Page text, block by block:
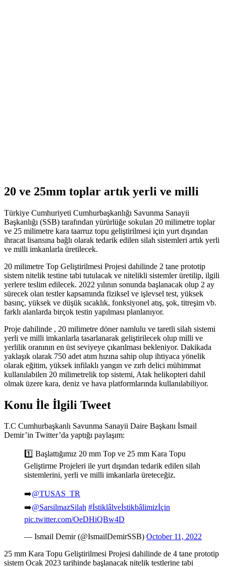
20 ve 25mm toplar artık yerli ve milli
Türkiye Cumhuriyeti Cumhurbaşkanlığı Savunma Sanayii
Başkanlığı (SSB) tarafından yürürlüğe sokulan 20 milimetre toplar
ve 25 milimetre kara taarruz topu geliştirilmesi için yurt dışından
ihracat lisansına bağlı olarak tedarik edilen silah sistemleri artık yerli
ve milli imkanlarla üretilecek.
20 milimetre Top Geliştirilmesi Projesi dahilinde 2 tane prototip
sistem nitelik testine tabi tutulacak ve nitelikli sistemler üretilip, ilgili
yerlere teslim edilecek. 2022 yılının sonunda başlanacak olup 2 ay
sürecek olan testler kapsamında fiziksel ve işlevsel test, yüksek
basınç, yüksek ve düşük sıcaklık, fonksiyonel atış, şok, titreşim vb.
farklı alanlarda birçok testin yapılması planlanıyor.
Proje dahilinde , 20 milimetre döner namlulu ve taretli silah sistemi
yerli ve milli imkanlarla tasarlanarak geliştirilecek olup milli ve
yerlilik oranının en üst seviyeye çıkarılması bekleniyor. Dakikada
yaklaşık olarak 750 adet atım hızına sahip olup ihtiyaca yönelik
olarak eğitim, yüksek infilaklı yangın ve zırh delici mühimmat
kullanılabilen 20 milimetrelik top sistemi, Atak helikopteri dahil
olmak üzere kara, deniz ve hava platformlarında kullanılabiliyor.
Konu İle İlgili Tweet
T.C Cumhurbaşkanlı Savunma Sanayii Daire Başkanı İsmail
Demir’in Twitter’da yaptığı paylaşım:
1️⃣ Başlattığımız 20 mm Top ve 25 mm Kara Topu
Geliştirme Projeleri ile yurt dışından tedarik edilen silah
sistemlerini, yerli ve milli imkanlarla üreteceğiz.
➡️@TUSAS_TR
➡️@SarsilmazSilah #İstiklâlveİstikbâlimizİçin
pic.twitter.com/OeDHiQBw4D
— Ismail Demir (@IsmailDemirSSB) October 11, 2022
25 mm Kara Topu Geliştirilmesi Projesi dahilinde de 4 tane prototip
sistem Ocak 2023 tarihinde başlanacak nitelik testlerine tabi